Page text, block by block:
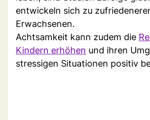
entwickeln sich zu
Erwachsenen.
Achtsamkeit kann zudem die
Kindern erhöhen und ihren
stressigen Situationen positiv